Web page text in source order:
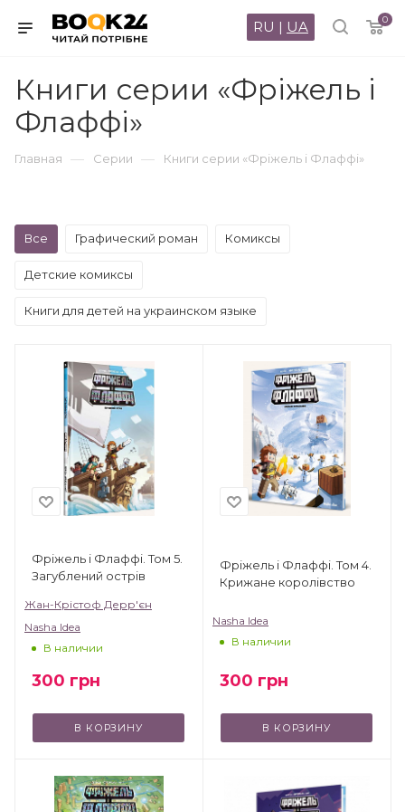
0
RU | UA
Книги серии «Фріжель і
Флаффі»
Главная — Серии — Книги серии «Фріжель і Флаффі»
Все Графический роман Комиксы
Детские комиксы
Книги для детей на украинском языке
Фріжель і Флаффі. Том 5.
Загублений острів
Жан-Крістоф Дерр'єн
Nasha Idea
В наличии
300 грн
В КОРЗИНУ
Фріжель і Флаффі. Том 4.
Крижане королівство
Nasha Idea
В наличии
300 грн
В КОРЗИНУ